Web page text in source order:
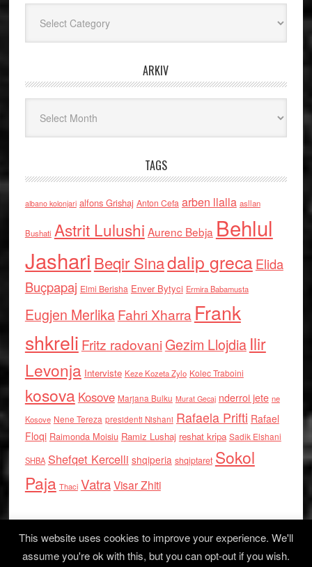
ARKIV
TAGS
albano kolonjari alfons Grishaj Anton Cefa arben llalla asllan
Bushati Astrit Lulushi Aurenc Bebja Behlul
Jashari Beqir Sinadalip grecaElida
Buçpapaj Elmi Berisha Enver Bytyci Ermira Babamusta
Eugjen MerlikaFahri Xharra Frank
shkreli Fritz radovaniGezim Llojdia Ilir
Levonja Interviste Keze Kozeta Zylo Kolec Traboini
kosova Kosove Marjana Bulku Murat Gecaj nderroi jete ne
Kosove Nene Tereza presidenti Nishani Rafaela Prifti Rafael
Floqi Raimonda Moisiu Ramiz Lushaj reshat kripa Sadik Elshani
SHBA Shefqet Kercelli shqiperia shqiptaret Sokol
Paja Thaci VatraVisar Zhiti
This website uses cookies to improve your experience. We'll
assume you're ok with this, but you can opt-out if you wish.